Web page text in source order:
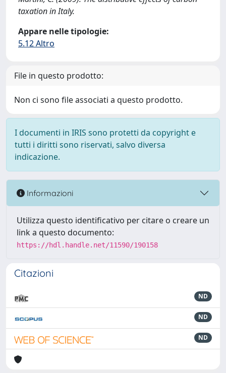
taxation in Italy.
Appare nelle tipologie:
5.12 Altro
File in questo prodotto:
Non ci sono file associati a questo prodotto.
I documenti in IRIS sono protetti da copyright e
tutti i diritti sono riservati, salvo diversa
indicazione.
Informazioni
Utilizza questo identificativo per citare o creare un
link a questo documento:
https://hdl.handle.net/11590/190158
Citazioni
ND
ND
ND